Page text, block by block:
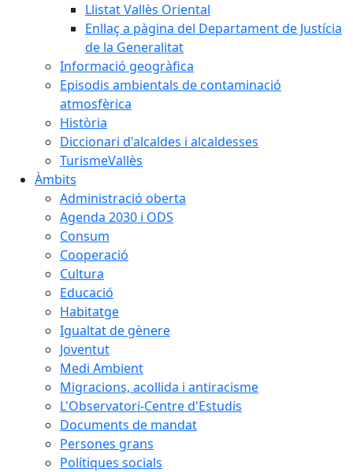
Llistat Vallès Oriental
Enllaç a pàgina del Departament de Justícia
de la Generalitat
Informació geogràfica
Episodis ambientals de contaminació
atmosfèrica
Història
Diccionari d'alcaldes i alcaldesses
TurismeVallès
Àmbits
Administració oberta
Agenda 2030 i ODS
Consum
Cooperació
Cultura
Educació
Habitatge
Igualtat de gènere
Joventut
Medi Ambient
Migracions, acollida i antiracisme
L'Observatori-Centre d'Estudis
Documents de mandat
Persones grans
Polítiques socials